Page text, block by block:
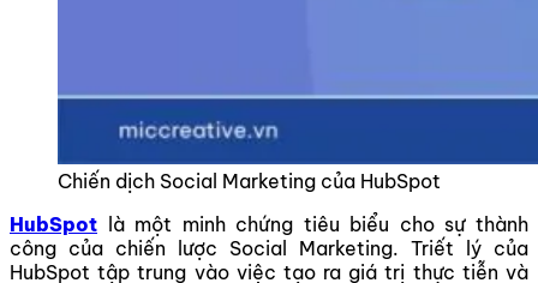
Chiến dịch Social Marketing của HubSpot
HubSpot là một minh chứng tiêu biểu cho sự thành
công của chiến lược Social Marketing. Triết lý của
HubSpot tập trung vào việc tạo ra giá trị thực tiễn và